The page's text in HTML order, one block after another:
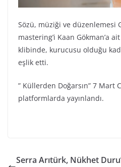
Sözü, müziği ve düzenlemesi
mastering’i Kaan Gökman’a
klibinde, kurucusu olduğu
eşlik etti.
” Küllerden Doğarsın” 7
platformlarda yayınlandı.
Serra Arıtürk, Nükhet